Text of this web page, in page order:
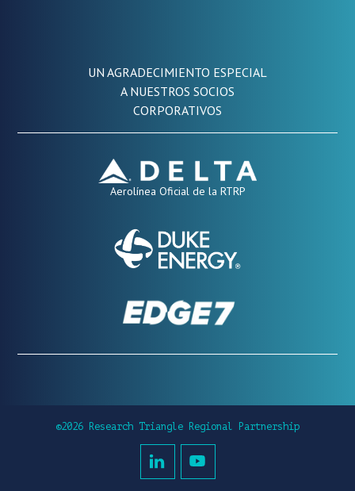
UN AGRADECIMIENTO ESPECIAL
A NUESTROS SOCIOS
CORPORATIVOS
Aerolínea Oficial de la RTRP
©2026 Research Triangle Regional Partnership